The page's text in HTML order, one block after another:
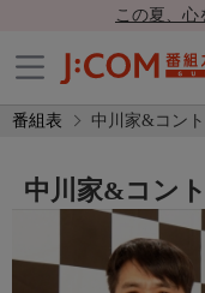
この夏、心
番組表 中川家&コント
中川家&コント